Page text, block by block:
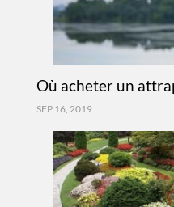
Où acheter un
SEP 16, 2019